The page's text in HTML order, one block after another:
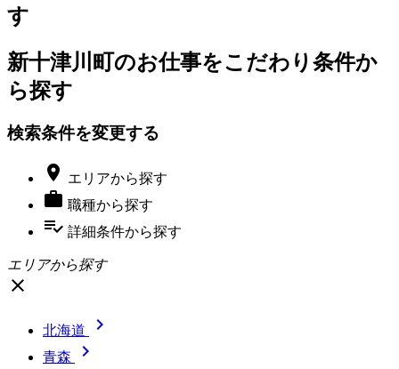
す
新十津川町のお仕事をこだわり条件か
ら探す
検索条件を変更する
 エリアから探す
 職種から探す
playlist_add_check 詳細条件から探す
エリアから探す
close
北海道 
青森 